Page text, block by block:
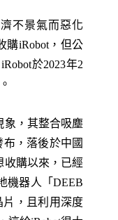
不景氣而惡化
購iRobot，但公
於2023年2
象，其整合吸塵
，落後於中國
收購以來，已經
機器人「DEEB
，且利用深度